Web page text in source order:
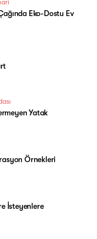
Eko-Dostu Ev
Yatak
Örnekleri
İsteyenlere